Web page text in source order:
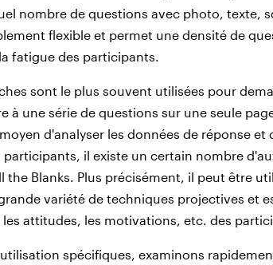
nombre de questions avec photo, texte,
flexible et permet une densité de
fatigue des participants.
sont le plus souvent utilisées pour
à une série de questions sur une seule
d'analyser les données de réponse et
participants, il existe un certain nombre
Blanks. Plus précisément, il peut être
variété de techniques projectives et
attitudes, les motivations, etc. des
spécifiques, examinons